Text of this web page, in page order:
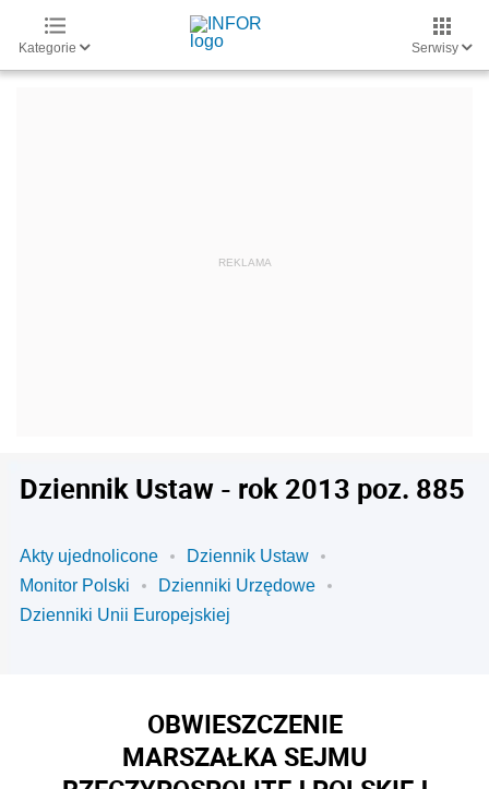
Kategorie Serwisy
Dziennik Ustaw - rok 2013 poz. 885
Akty ujednolicone
Dziennik Ustaw
Monitor Polski
Dzienniki Urzędowe
Dzienniki Unii Europejskiej
OBWIESZCZENIE
MARSZAŁKA SEJMU